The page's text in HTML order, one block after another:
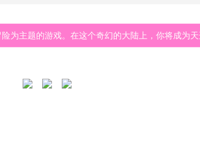
为主题的游戏。在这个奇幻的大陆上，你将成为